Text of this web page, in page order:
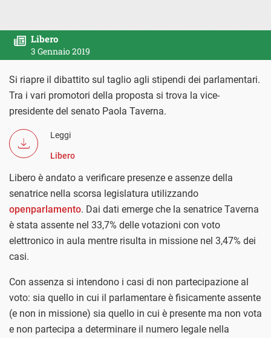
Libero
3 Gennaio 2019
Si riapre il dibattito sul taglio agli stipendi dei parlamentari.
Tra i vari promotori della proposta si trova la vice-
presidente del senato Paola Taverna.
Leggi
Libero
Libero è andato a verificare presenze e assenze della
senatrice nella scorsa legislatura utilizzando
openparlamento. Dai dati emerge che la senatrice Taverna
è stata assente nel 33,7% delle votazioni con voto
elettronico in aula mentre risulta in missione nel 3,47% dei
casi.
Con assenza si intendono i casi di non partecipazione al
voto: sia quello in cui il parlamentare è fisicamente assente
(e non in missione) sia quello in cui è presente ma non vota
e non partecipa a determinare il numero legale nella